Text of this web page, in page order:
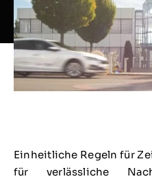
Einheitliche Regeln für
für verlässliche